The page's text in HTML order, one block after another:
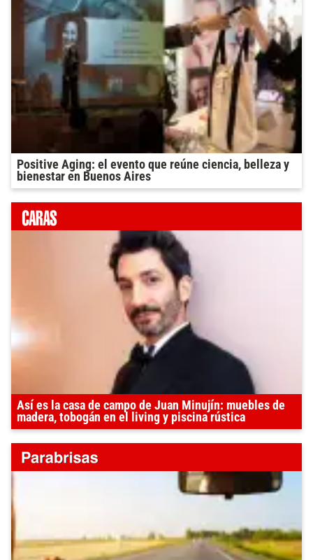
Positive Aging: el evento que reúne ciencia, belleza y
bienestar en Buenos Aires
Así es la casa de campo de Juan Minujín: muebles de
madera, tobogán en el living y piscina rústica